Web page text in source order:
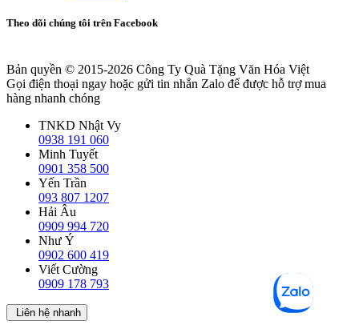
Theo dõi chúng tôi trên Facebook
Bản quyền © 2015-2026 Công Ty Quà Tặng Văn Hóa Việt
Gọi điện thoại ngay hoặc gửi tin nhắn Zalo để được hỗ trợ mua
hàng nhanh chóng
TNKD Nhật Vy
0938 191 060
Minh Tuyết
0901 358 500
Yến Trần
093 807 1207
Hải Âu
0909 994 720
Như Ý
0902 600 419
Viết Cường
0909 178 793
Liên hệ nhanh